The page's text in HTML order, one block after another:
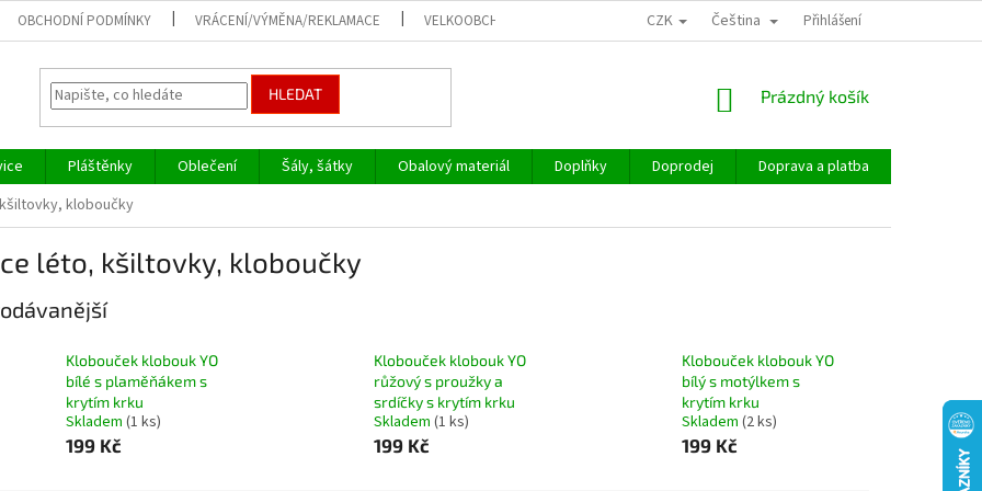
OBCHODNÍ PODMÍNKY VRÁCENÍ/VÝMĚNA/REKLAMACE VELKOOBCHOD CZK Čeština Přihlášení
HLEDAT
NÁKUPNÍ
Prázdný košík
Pláštěnky Oblečení Šály, šátky Obalový materiál Doplňky Doprodej Doprava a platba
kloboučky
léto, kšiltovky, kloboučky
Klobouček klobouk YO
bílé s plaměňákem s
krytím krku
Skladem (1 ks)
199 Kč
Klobouček klobouk YO
růžový s proužky a
srdíčky s krytím krku
Skladem (1 ks)
199 Kč
Klobouček klobouk YO
bílý s motýlkem s
krytím krku
Skladem (2 ks)
199 Kč